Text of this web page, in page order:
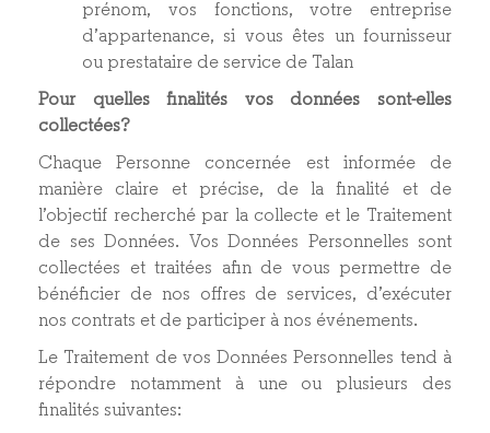
prénom, vos fonctions, votre entreprise
d’appartenance, si vous êtes un fournisseur
ou prestataire de service de Talan
Pour quelles finalités vos données sont-elles
collectées ?
Chaque Personne concernée est informée de
manière claire et précise, de la finalité et de
l’objectif recherché par la collecte et le Traitement
de ses Données. Vos Données Personnelles sont
collectées et traitées afin de vous permettre de
bénéficier de nos offres de services, d’exécuter
nos contrats et de participer à nos événements.
Le Traitement de vos Données Personnelles tend à
répondre notamment à une ou plusieurs des
finalités suivantes :